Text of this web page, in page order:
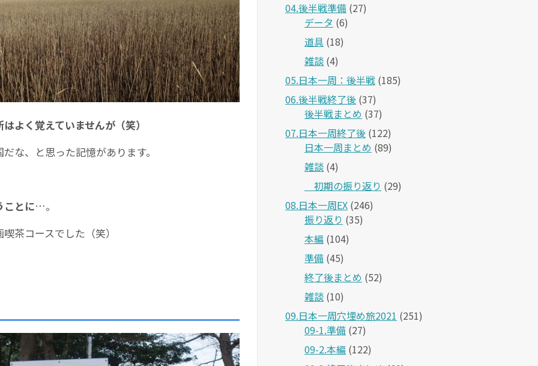
はよく覚えていませんが（笑）
な、と思った記憶があります。
ことに…。
茶コースでした（笑）
04.後半戦準備 (27)
データ (6)
道具 (18)
雑談 (4)
05.日本一周：後半戦 (185)
06.後半戦終了後 (37)
後半戦まとめ (37)
07.日本一周終了後 (122)
日本一周まとめ (89)
雑談 (4)
＿初期の振り返り (29)
08.日本一周EX (246)
振り返り (35)
本編 (104)
準備 (45)
終了後まとめ (52)
雑談 (10)
09.日本一周穴埋め旅2021 (251)
09-1.準備 (27)
09-2.本編 (122)